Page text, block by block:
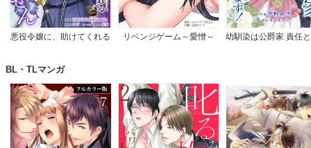
悪役令嬢に、助けてくれる
リベンジゲーム～愛憎～
幼馴染は公爵家 責任
BL・TLマンガ